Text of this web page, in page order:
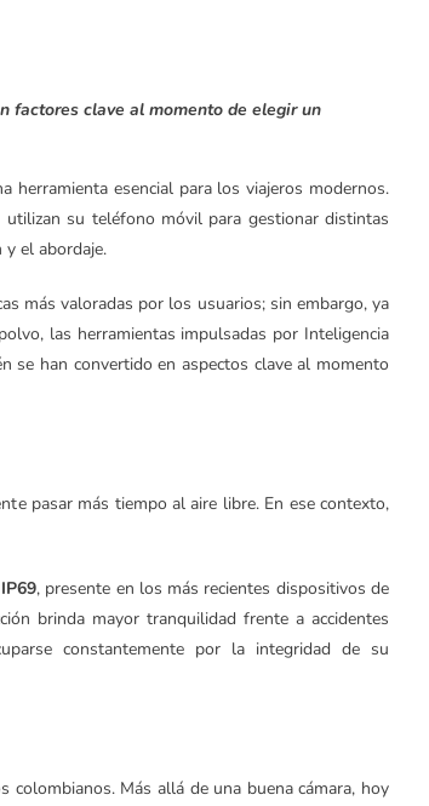
factores clave al momento de elegir un
herramienta esencial para los viajeros modernos.
utilizan su teléfono móvil para gestionar distintas
y el abordaje.
más valoradas por los usuarios; sin embargo, ya
las herramientas impulsadas por Inteligencia
se han convertido en aspectos clave al momento
pasar más tiempo al aire libre. En ese contexto,
IP69, presente en los más recientes dispositivos de
brinda mayor tranquilidad frente a accidentes
constantemente por la integridad de su
Más allá de una buena cámara, hoy